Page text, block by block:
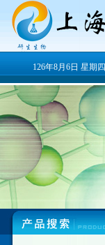
126年8月6日 星期四